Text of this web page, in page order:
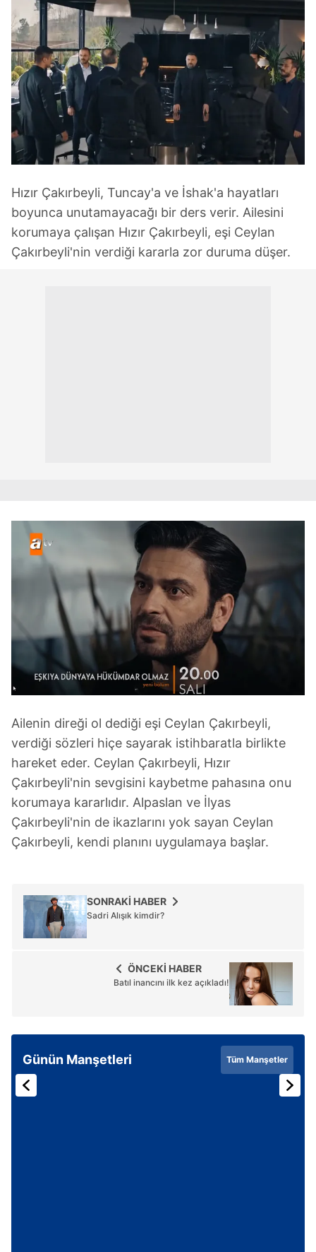
Hızır Çakırbeyli, Tuncay'a ve İshak'a hayatları
boyunca unutamayacağı bir ders verir. Ailesini
korumaya çalışan Hızır Çakırbeyli, eşi Ceylan
Çakırbeyli'nin verdiği kararla zor duruma düşer.
Ailenin direği ol dediği eşi Ceylan Çakırbeyli,
verdiği sözleri hiçe sayarak istihbaratla birlikte
hareket eder. Ceylan Çakırbeyli, Hızır
Çakırbeyli'nin sevgisini kaybetme pahasına onu
korumaya kararlıdır. Alpaslan ve İlyas
Çakırbeyli'nin de ikazlarını yok sayan Ceylan
Çakırbeyli, kendi planını uygulamaya başlar.
SONRAKİ HABER
Sadri Alışık kimdir?
ÖNCEKİ HABER
Batıl inancını ilk kez açıkladı!
Günün Manşetleri Tüm Manşetler